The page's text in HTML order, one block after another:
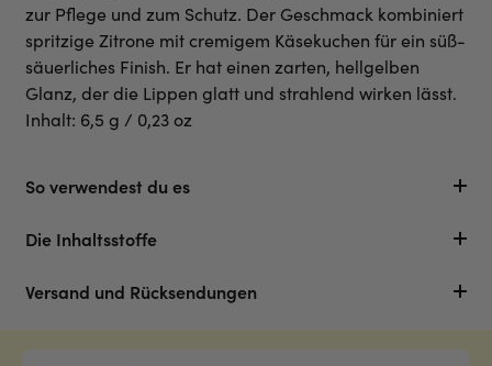
zur Pflege und zum Schutz. Der Geschmack kombiniert
spritzige Zitrone mit cremigem Käsekuchen für ein süß-
säuerliches Finish. Er hat einen zarten, hellgelben
Glanz, der die Lippen glatt und strahlend wirken lässt.
Inhalt: 6,5 g / 0,23 oz
So verwendest du es
Die Inhaltsstoffe
Versand und Rücksendungen